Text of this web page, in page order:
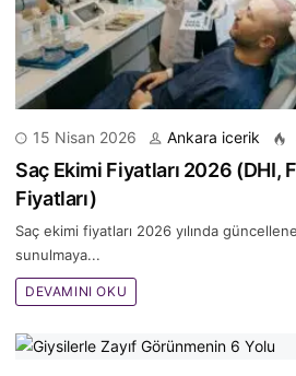
15 Nisan 2026 Ankara icerik
Saç Ekimi Fiyatları 2026 (DHI,
Fiyatları)
Saç ekimi fiyatları 2026 yılında
sunulmaya...
DEVAMINI OKU